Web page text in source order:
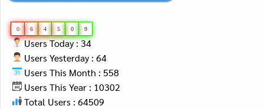
0 6 4 5 0 9
Users Today : 34
Users Yesterday : 64
Users This Month : 558
Users This Year : 10302
Total Users : 64509